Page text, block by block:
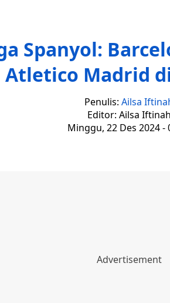
Spanyol:
Madrid
Penulis: Ailsa
Editor: Ailsa Iftinah
Minggu, 22 Des 2024 -